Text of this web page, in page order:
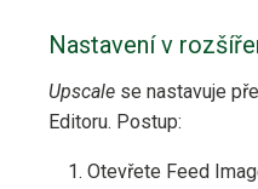
Nastavení v
Upscale se nastavuje
Editoru. Postup:
Otevřete Feed